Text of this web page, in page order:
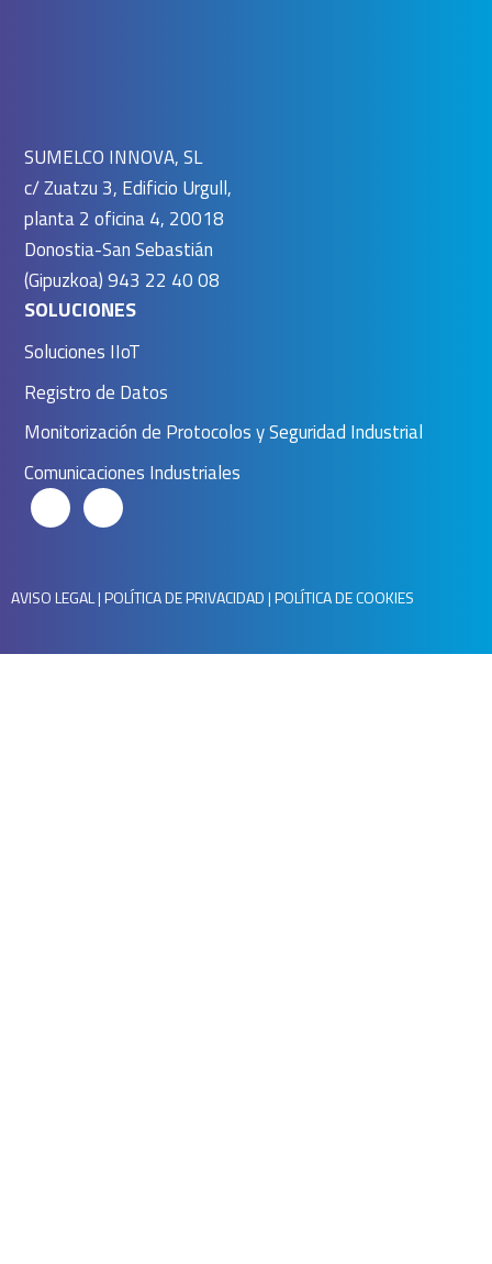
SUMELCO INNOVA, SL
c/ Zuatzu 3, Edificio Urgull,
planta 2 oficina 4, 20018
Donostia-San Sebastián
(Gipuzkoa) 943 22 40 08
SOLUCIONES
Soluciones IIoT
Registro de Datos
Monitorización de Protocolos y Seguridad Industrial
Comunicaciones Industriales
AVISO LEGAL|POLÍTICA DE PRIVACIDAD|POLÍTICA DE COOKIES